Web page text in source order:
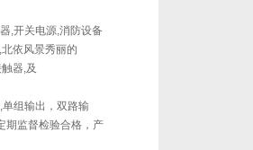
,开关电源,消防设备
依风景秀丽的
器,及
组输出，双路输
期监督检验合格，产